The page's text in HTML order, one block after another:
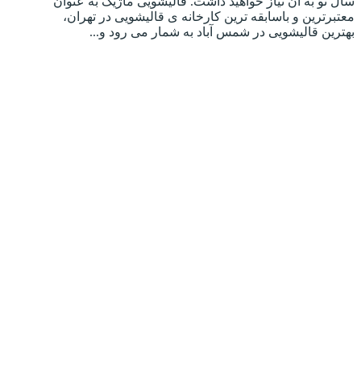
معتبرترین و باسابقه ترین کارخانه ی قالیشویی در تهران،
بهترین قالیشویی در شمس آباد به شمار می رود و...